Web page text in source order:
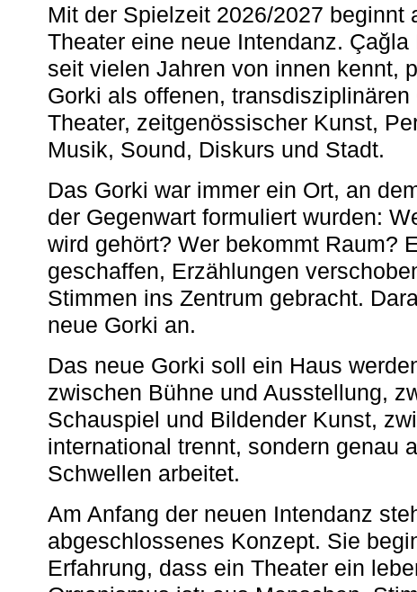
Mit der Spielzeit 2026/2027 beginnt
Theater eine neue Intendanz.
seit vielen Jahren von innen kennt,
Gorki als offenen, transdisziplinären
Theater, zeitgenössischer Kunst,
Musik, Sound, Diskurs und Stadt.
Das Gorki war immer ein Ort, an
der Gegenwart formuliert wurden:
wird gehört? Wer bekommt Raum?
geschaffen, Erzählungen
Stimmen ins Zentrum gebracht.
neue Gorki an.
Das neue Gorki soll ein Haus
zwischen Bühne und Ausstellung,
Schauspiel und Bildender Kunst,
international trennt, sondern genau
Schwellen arbeitet.
Am Anfang der neuen Intendanz
abgeschlossenes Konzept. Sie
Erfahrung, dass ein Theater ein